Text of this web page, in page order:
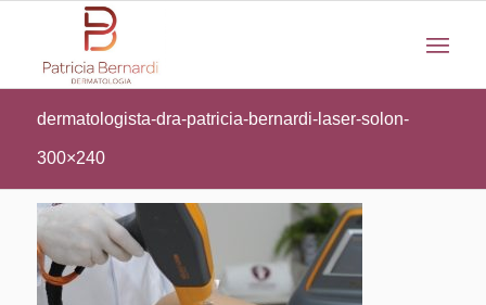
dermatologista-dra-patricia-bernardi-laser-solon-
300×240